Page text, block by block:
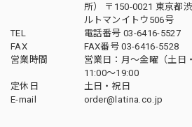
所） 〒150-0021 東京都
ルトマンイトウ506号
TEL
電話番号 03-6416-5527
FAX
FAX番号 03-6416-5528
営業時間
営業日：月〜金曜（土日
11:00〜19:00
定休日
土日・祝日
E-mail
order@latina.co.jp